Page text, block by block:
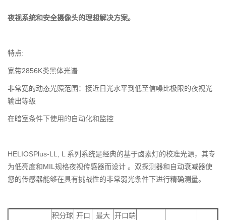
夜视系统和安全摄像头的理想解决方案。
特点:
宽带2856K类黑体光谱
非常宽的动态光照范围：接近日光水平到低至信噪比极限的夜视光
输出等级
在暗室条件下使用的自动化和监控
HELIOSPlus-LL, L 系列系统是经典的基于卤素灯的校准光源，其专
为低亮度和MIL规格夜视传感器而设计 。双探测器和自动衰减器使
您的传感器能够在具有挑战性的非常弱光条件下进行精确测量。
积分球 开口
最大 开口端